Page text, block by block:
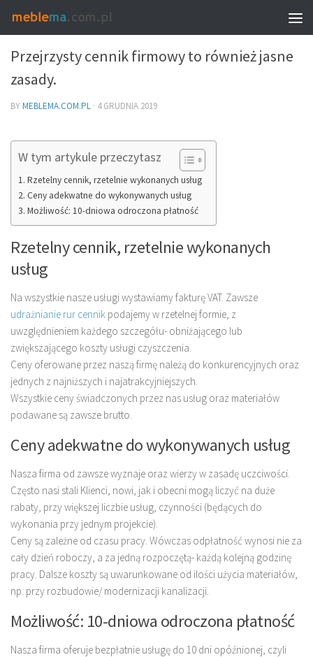
INNE
Przejrzysty cennik firmowy to również jasne
zasady.
BYMEBLEMA.COM.PL · 4 GRUDNIA 2019
W tym artykule przeczytasz
Rzetelny cennik, rzetelnie wykonanych usług
Ceny adekwatne do wykonywanych usług
Możliwość: 10-dniowa odroczona płatność
Rzetelny cennik, rzetelnie wykonanych
usług
Na wszystkie nasze usługi wystawiamy fakturę VAT. Zawsze
udrażnianie rur cennik podajemy w rzetelnej formie, z
uwzględnieniem każdego szczegółu- obniżającego lub
zwiększającego koszty usługi czyszczenia.
Ceny oferowane przez naszą firmę należą do konkurencyjnych oraz
jednych z najniższych i najatrakcyjniejszych.
Wszystkie ceny świadczonych przez nas usług oraz materiałów
podawane są zawsze brutto.
Ceny adekwatne do wykonywanych usług
Nasza firma od zawsze wyznaje oraz wierzy w zasadę uczciwości.
Często nasi stali Klienci, nowi, jak i obecni mogą liczyć na duże
rabaty, przy większej liczbie usług, czynności (będących do
wykonania przy jednym projekcie).
Ceny są zależne od czasu pracy. Wówczas odpłatność wynosi nie za
cały dzień roboczy, a za jedną rozpoczętą- każdą kolejną godzinę
pracy. Dalsze koszty są uwarunkowane od ilości użycia materiałów,
np. przy rozbudowie/ modernizacji kanalizacji.
Możliwość: 10-dniowa odroczona płatność
Nasza firma oferuje bezpłatnie usługę do 10 dni opóźnionej, czyli